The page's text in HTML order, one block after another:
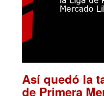
Así quedó la
de Primera